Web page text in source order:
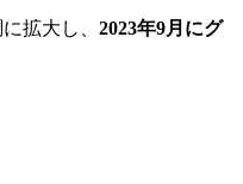
拡大し、 2023年9月にグ